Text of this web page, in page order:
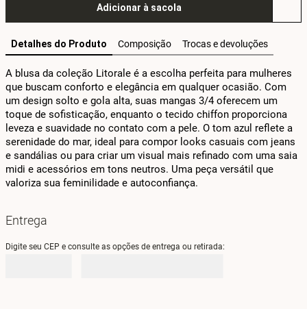
Adicionar à sacola
Detalhes do Produto Composição Trocas e devoluções
A blusa da coleção Litorale é a escolha perfeita para mulheres
que buscam conforto e elegância em qualquer ocasião. Com
um design solto e gola alta, suas mangas 3/4 oferecem um
toque de sofisticação, enquanto o tecido chiffon proporciona
leveza e suavidade no contato com a pele. O tom azul reflete a
serenidade do mar, ideal para compor looks casuais com jeans
e sandálias ou para criar um visual mais refinado com uma saia
midi e acessórios em tons neutros. Uma peça versátil que
valoriza sua feminilidade e autoconfiança.
Entrega
Digite seu CEP e consulte as opções de entrega ou retirada: